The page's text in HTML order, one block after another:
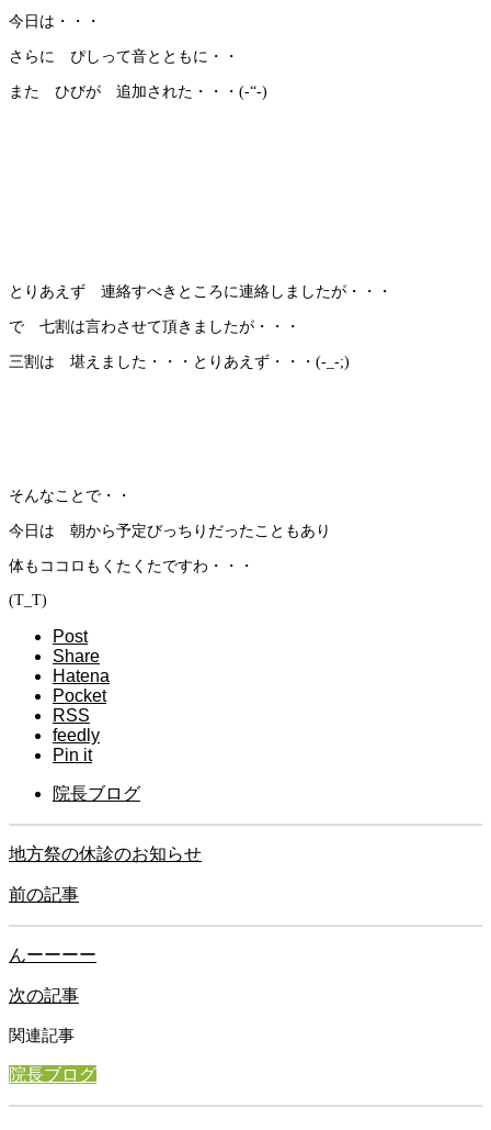
今日は・・・
さらに ぴしって音とともに・・
また ひびが 追加された・・・(-“-)
とりあえず 連絡すべきところに連絡しましたが・・・
で 七割は言わさせて頂きましたが・・・
三割は 堪えました・・・とりあえず・・・(-_-;)
そんなことで・・
今日は 朝から予定びっちりだったこともあり
体もココロもくたくたですわ・・・
(T_T)
Post
Share
Hatena
Pocket
RSS
feedly
Pin it
院長ブログ
地方祭の休診のお知らせ
前の記事
んーーーー
次の記事
関連記事
院長ブログ